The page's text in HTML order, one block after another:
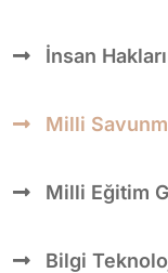
İnsan
Milli
Milli Eğitim
Bilgi